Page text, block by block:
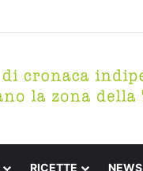
RICETTE NEWS